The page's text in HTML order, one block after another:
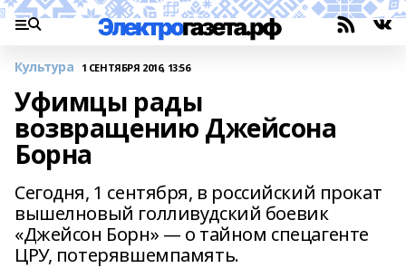
Культура 1 СЕНТЯБРЯ 2016, 13:56
Уфимцы рады
возвращению Джейсона
Борна
Сегодня, 1 сентября, в российский прокат
вышелновый голливудский боевик
«Джейсон Борн» — о тайном спецагенте
ЦРУ, потерявшемпамять.